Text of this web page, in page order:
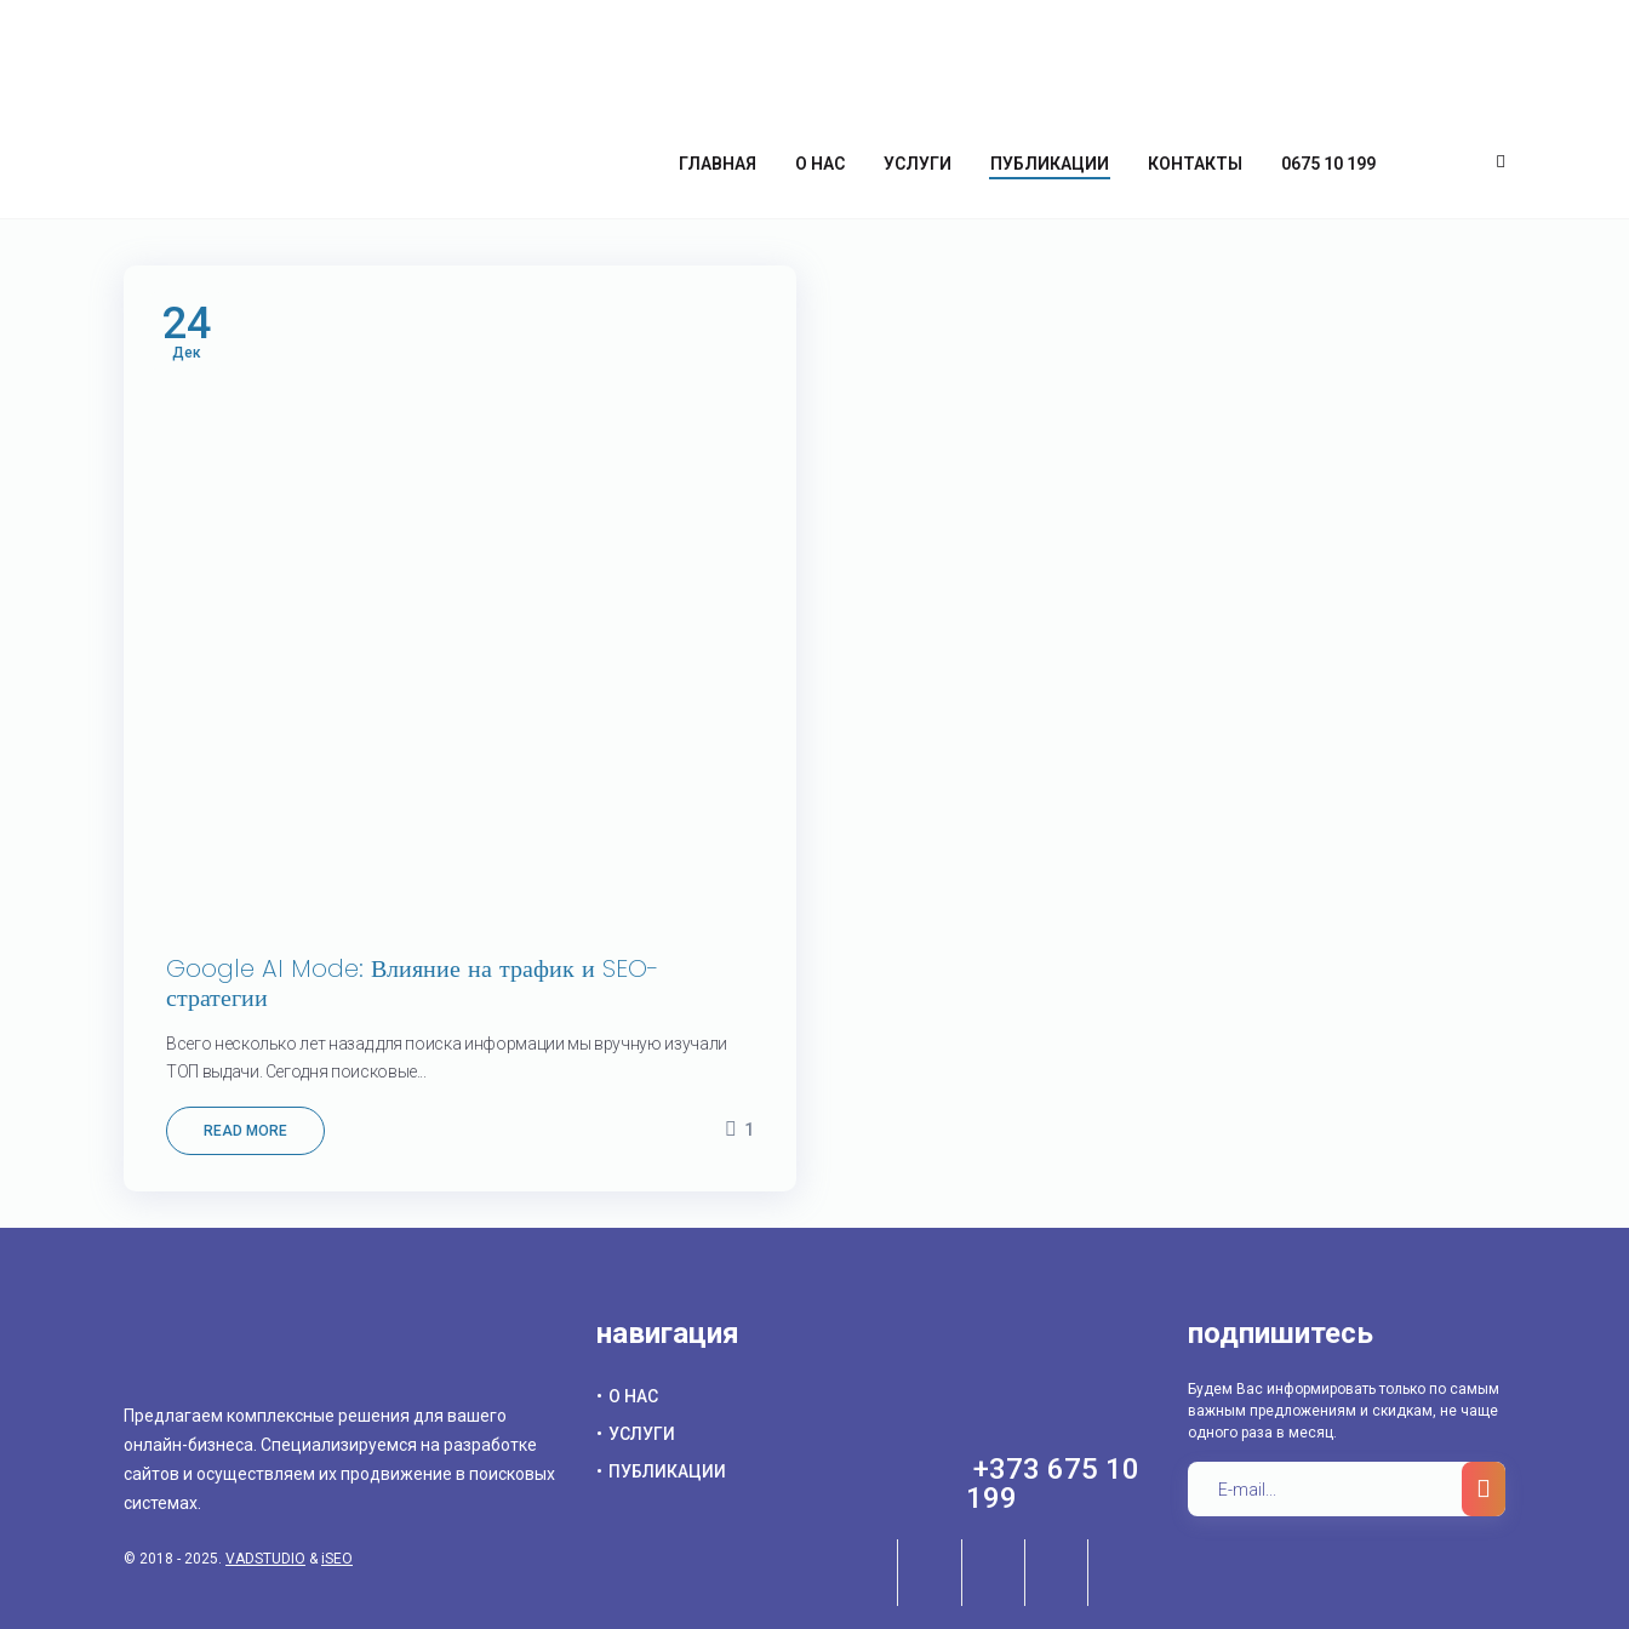
ГЛАВНАЯ О НАС УСЛУГИ ПУБЛИКАЦИИ КОНТАКТЫ 0675 10 199
Нейросети в поиске
24
Дек
Google AI Mode: Влияние на трафик и SEO-
стратегии
Всего несколько лет назад для поиска информации мы вручную изучали
ТОП выдачи. Сегодня поисковые...
READ MORE 1
Предлагаем комплексные решения для вашего
онлайн-бизнеса. Специализируемся на разработке
сайтов и осуществляем их продвижение в поисковых
системах.
© 2018 - 2025. VADSTUDIO & iSEO
навигация
О НАС
УСЛУГИ
ПУБЛИКАЦИИ
+373 675 10
199
подпишитесь
Будем Вас информировать только по самым
важным предложениям и скидкам, не чаще
одного раза в месяц.